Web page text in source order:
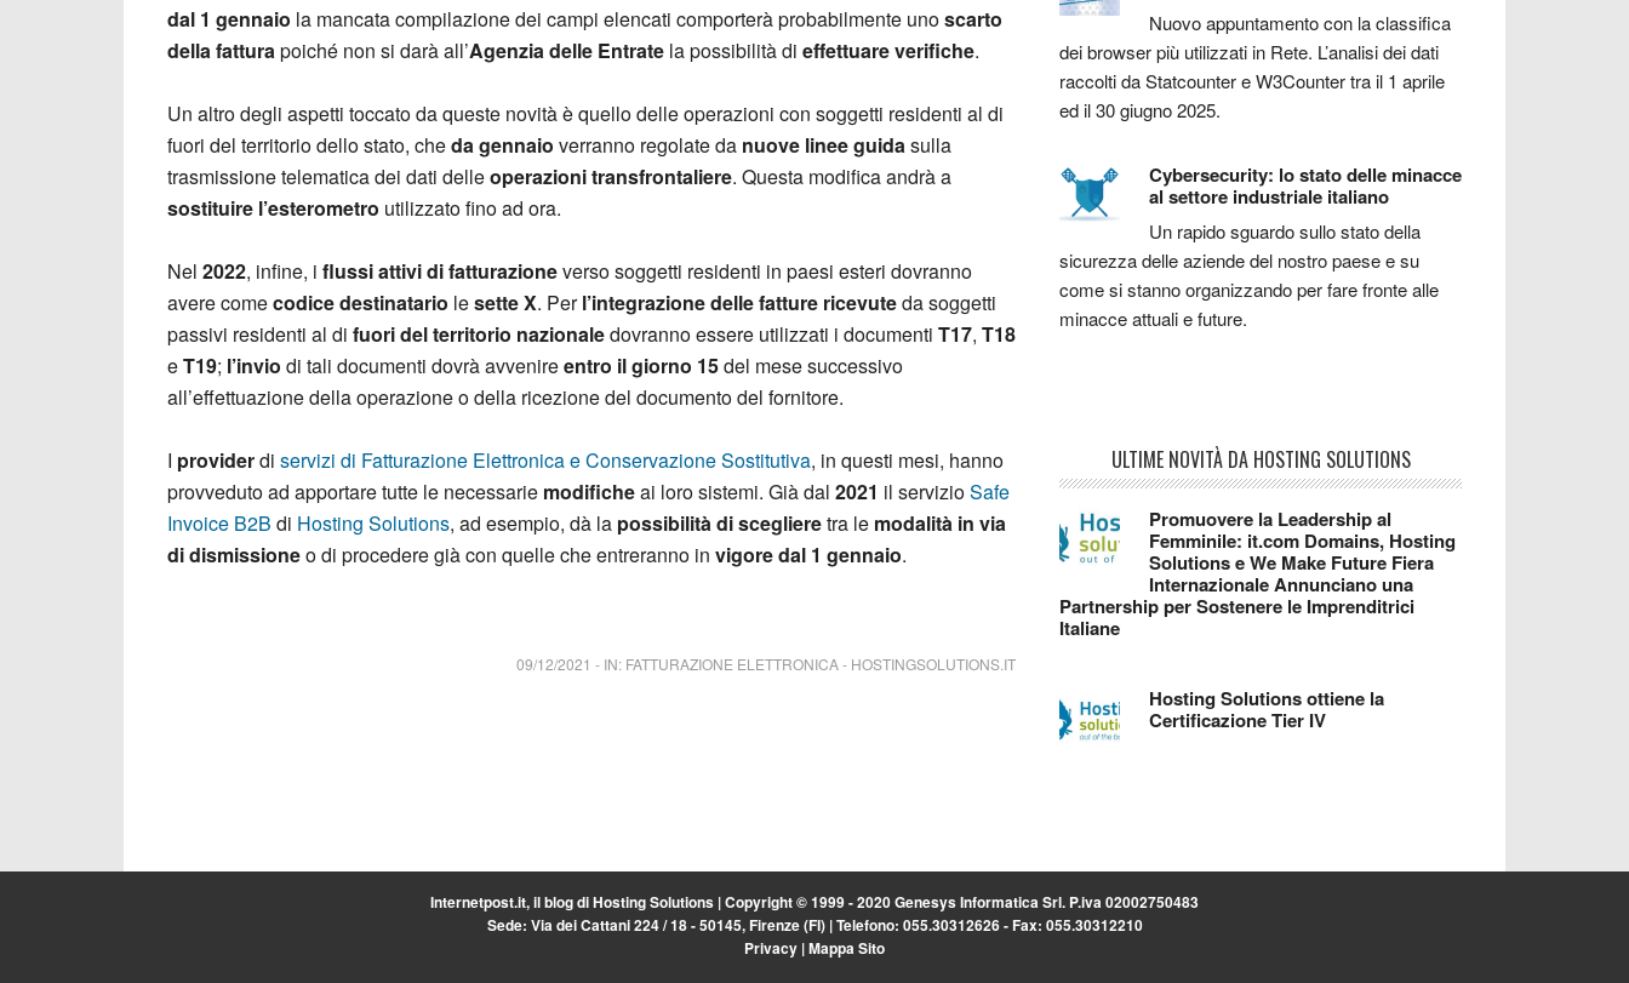
dal 1 gennaio la mancata compilazione dei campi elencati comporterà probabilmente unoscarto
della fatturapoiché non si darà all’Agenzia delle Entrate la possibilità di effettuare verifiche.
Un altro degli aspetti toccato da queste novità è quello delle operazioni con soggetti residenti al di
fuori del territorio dello stato, cheda gennaio verranno regolate da nuove linee guidasulla
trasmissione telematica dei dati delleoperazioni transfrontaliere. Questa modifica andrà a
sostituire l’esterometro utilizzato fino ad ora.
Nel 2022, infine, i flussi attivi di fatturazioneverso soggetti residenti in paesi esteri dovranno
avere comecodice destinatario lesette X. Perl’integrazione delle fatture ricevuteda soggetti
passivi residenti al di fuori del territorio nazionaledovranno essere utilizzati i documenti T17, T18
eT19; l’invio di tali documenti dovrà avvenireentro il giorno 15del mese successivo
all’effettuazione della operazione o della ricezione del documento del fornitore.
I providerdi servizi di Fatturazione Elettronica e Conservazione Sostitutiva, in questi mesi, hanno
provveduto ad apportare tutte le necessarie modificheai loro sistemi. Già dal 2021 il servizioSafe
Invoice B2B di Hosting Solutions, ad esempio, dà la possibilità di sceglieretra le modalità in via
di dismissioneo di procedere già con quelle che entreranno in vigore dal 1 gennaio.
09/12/2021 - IN: FATTURAZIONE ELETTRONICA- HOSTINGSOLUTIONS.IT
Nuovo appuntamento con la classifica
dei browser più utilizzati in Rete. L’analisi dei dati
raccolti da Statcounter e W3Counter tra il 1 aprile
ed il 30 giugno 2025.
Cybersecurity: lo stato delle minacce
al settore industriale italiano
Un rapido sguardo sullo stato della
sicurezza delle aziende del nostro paese e su
come si stanno organizzando per fare fronte alle
minacce attuali e future.
ULTIME NOVITÀ DA HOSTING SOLUTIONS
Promuovere la Leadership al
Femminile: it.com Domains, Hosting
Solutions e We Make Future Fiera
Internazionale Annunciano una
Partnership per Sostenere le Imprenditrici
Italiane
Hosting Solutions ottiene la
Certificazione Tier IV
Internetpost.it, il blog diHosting Solutions | Copyright © 1999 - 2020 Genesys Informatica Srl. P.iva 02002750483
Sede: Via dei Cattani 224 / 18 - 50145, Firenze (FI) | Telefono: 055.30312626 - Fax: 055.30312210
Privacy |Mappa Sito